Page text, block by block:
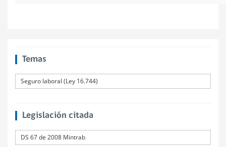
Temas
Seguro laboral (Ley 16.744)
Legislación citada
DS 67 de 2008 Mintrab